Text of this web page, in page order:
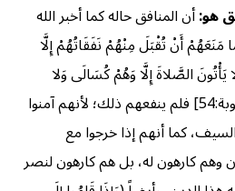
هو:أن المنافق حاله كما أخبر الله
مَنَعَهُمْ أَنْ تُقْبَلَ مِنْهُمْ نَفَقَاتُهُمْ إِلَّا
يَأْتُونَ الصَّلاةَ إِلَّا وَهُمْ كُسَالَى وَلا
يُنْفِقُونَ إِلَّا وَهُمْ كَارِهُونَ) [التوبة:54] فلم ينفعهم ذلك؛ لأنهم آمنوا
كما أنهم إذا خرجوا مع
وهم كارهون له، بل هم كارهون لنصر